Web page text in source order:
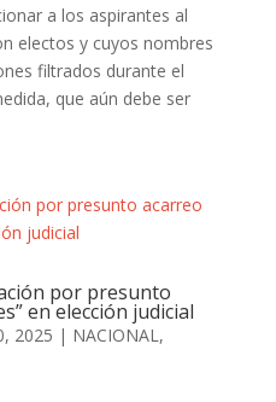
a los aspirantes al
electos y cuyos nombres
filtrados durante el
que aún debe ser
por presunto
en elección judicial
2025 | NACIONAL ,